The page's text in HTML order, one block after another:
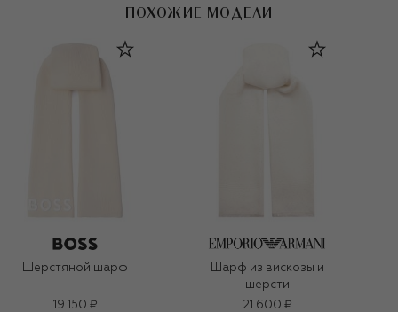
ПОХОЖИЕ МОДЕЛИ
Шерстяной шарф
19 150 ₽
Шарф из вискозы и
шерсти
21 600 ₽